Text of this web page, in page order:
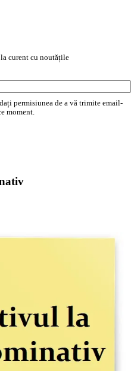
curent cu noutățile
permisiunea de a vă trimite email-
moment.